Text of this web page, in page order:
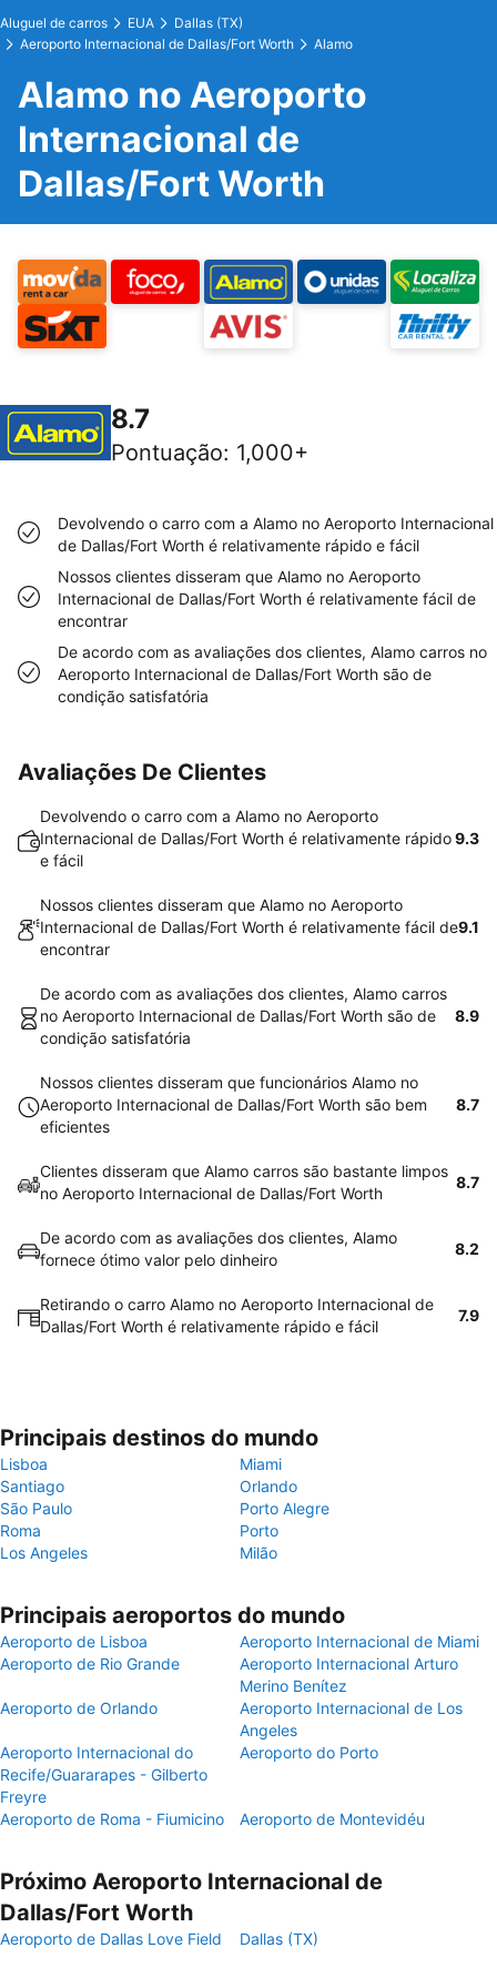
Aluguel de carros EUA
Dallas (TX)
Aeroporto Internacional de Dallas/Fort Worth
Alamo
Alamo no Aeroporto
Internacional de
Dallas/Fort Worth
8.7
Pontuação: 1,000+
Devolvendo o carro com a Alamo no Aeroporto Internacional
de Dallas/Fort Worth é relativamente rápido e fácil
Nossos clientes disseram que Alamo no Aeroporto
Internacional de Dallas/Fort Worth é relativamente fácil de
encontrar
De acordo com as avaliações dos clientes, Alamo carros no
Aeroporto Internacional de Dallas/Fort Worth são de
condição satisfatória
Avaliações De Clientes
Devolvendo o carro com a Alamo no Aeroporto
Internacional de Dallas/Fort Worth é relativamente rápido
e fácil
9.3
Nossos clientes disseram que Alamo no Aeroporto
Internacional de Dallas/Fort Worth é relativamente fácil de
encontrar
9.1
De acordo com as avaliações dos clientes, Alamo carros
no Aeroporto Internacional de Dallas/Fort Worth são de
condição satisfatória
8.9
Nossos clientes disseram que funcionários Alamo no
Aeroporto Internacional de Dallas/Fort Worth são bem
eficientes
8.7
Clientes disseram que Alamo carros são bastante limpos
no Aeroporto Internacional de Dallas/Fort Worth
8.7
De acordo com as avaliações dos clientes, Alamo
fornece ótimo valor pelo dinheiro
8.2
Retirando o carro Alamo no Aeroporto Internacional de
Dallas/Fort Worth é relativamente rápido e fácil
7.9
Principais destinos do mundo
Lisboa
Miami
Santiago
Orlando
São Paulo
Porto Alegre
Roma
Porto
Los Angeles
Milão
Principais aeroportos do mundo
Aeroporto de Lisboa
Aeroporto Internacional de Miami
Aeroporto de Rio Grande
Aeroporto Internacional Arturo
Merino Benítez
Aeroporto de Orlando
Aeroporto Internacional de Los
Angeles
Aeroporto Internacional do
Recife/Guararapes - Gilberto
Freyre
Aeroporto do Porto
Aeroporto de Roma - Fiumicino Aeroporto de Montevidéu
Próximo Aeroporto Internacional de
Dallas/Fort Worth
Aeroporto de Dallas Love Field Dallas (TX)